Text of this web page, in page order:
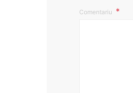
Comentariu